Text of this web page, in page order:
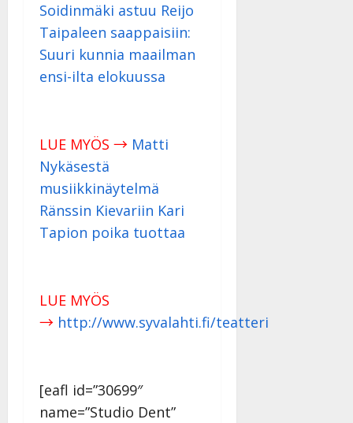
Soidinmäki astuu Reijo
Taipaleen saappaisiin:
Suuri kunnia maailman
ensi-ilta elokuussa
LUE MYÖS → Matti
Nykäsestä
musiikkinäytelmä
Ränssin Kievariin Kari
Tapion poika tuottaa
LUE MYÖS
→ http://www.syvalahti.fi/teatteri
[eafl id=”30699″
name=”Studio Dent”